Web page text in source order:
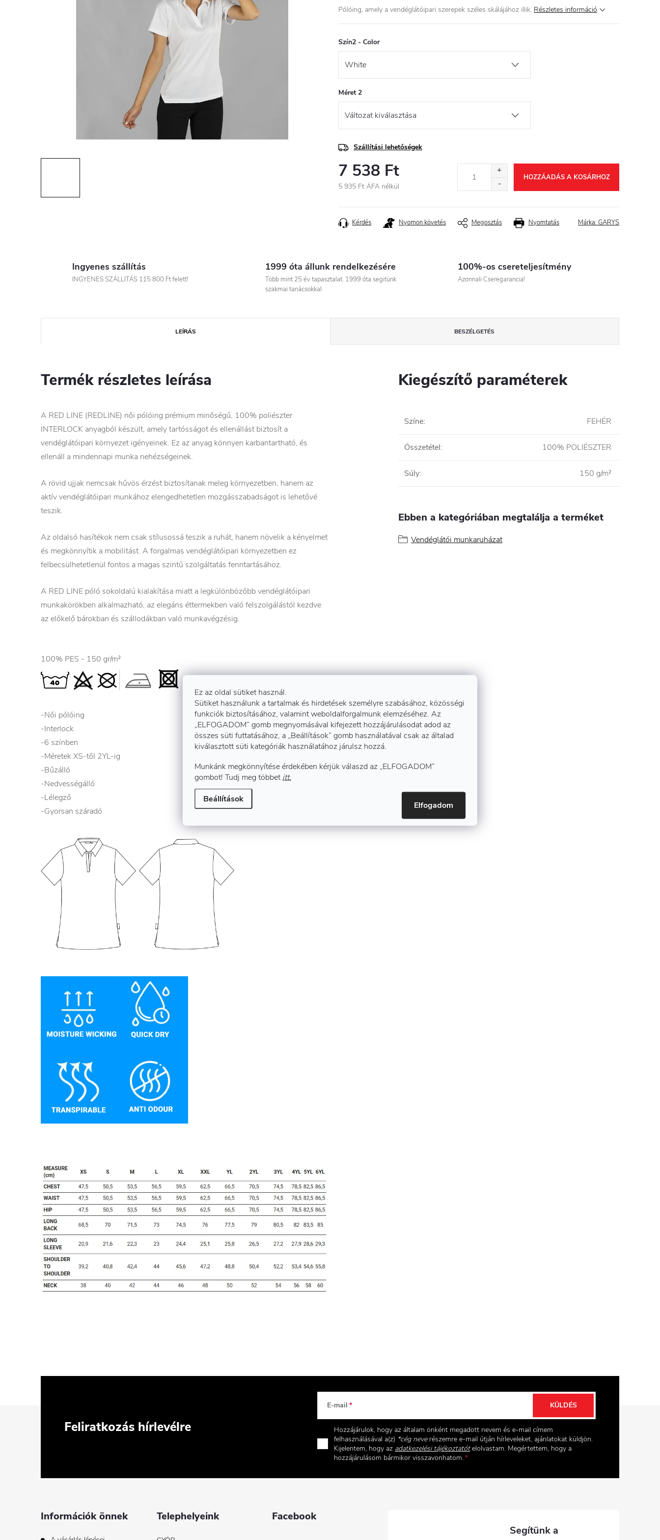
Ez az oldal sütiket használ.
Sütiket használunk a tartalmak és hirdetések személyre szabásához, közösségi
funkciók biztosításához, valamint weboldalforgalmunk elemzéséhez. Az
„ELFOGADOM” gomb megnyomásával kifejezett hozzájárulásodat adod az
összes süti futtatásához, a „Beállítások” gomb használatával csak az általad
kiválasztott süti kategóriák használatához járulsz hozzá.
Munkánk megkönnyítése érdekében kérjük válaszd az „ELFOGADOM”
gombot! Tudj meg többet itt.
Beállítások
Elfogadom
Pólóing, amely a vendéglátóipari szerepek széles skálájához illik. Részletes információ
Szín2 - Color
Méret 2
Szállítási lehetőségek
7 538 Ft
5 935 Ft ÁFA nélkül
HOZZÁADÁS A KOSÁRHOZ
Nyomtatás
Kérdés Nyomon követés Megosztás Márka: GARYS
Ingyenes szállítás
INGYENES SZÁLLITÁS 115 800 Ft felett!
1999 óta állunk rendelkezésére
Több mint 25 év tapasztalat. 1999 óta segitünk
szakmai tanácsokkal
100%-os csereteljesítmény
Azonnali Cseregarancia!
LEÍRÁS BESZÉLGETÉS
Termék részletes leírása
A RED LINE (REDLINE) női pólóing prémium minőségű, 100% poliészter
INTERLOCK anyagból készült, amely tartósságot és ellenállást biztosít a
vendéglátóipari környezet igényeinek. Ez az anyag könnyen karbantartható, és
ellenáll a mindennapi munka nehézségeinek.
A rövid ujjak nemcsak hűvös érzést biztosítanak meleg környezetben, hanem az
aktív vendéglátóipari munkához elengedhetetlen mozgásszabadságot is lehetővé
teszik.
Az oldalsó hasítékok nem csak stílusossá teszik a ruhát, hanem növelik a kényelmet
és megkönnyítik a mobilitást. A forgalmas vendéglátóipari környezetben ez
felbecsülhetetlenül fontos a magas szintű szolgáltatás fenntartásához.
A RED LINE póló sokoldalú kialakítása miatt a legkülönbözőbb vendéglátóipari
munkakörökben alkalmazható, az elegáns éttermekben való felszolgálástól kezdve
az előkelő bárokban és szállodákban való munkavégzésig.
100% PES - 150 gr/m²
-Női pólóing
-Interlock
-6 színben
-Méretek XS-től 2YL-ig
-Bűzálló
-Nedvességálló
-Lélegző
-Gyorsan száradó
Kiegészítő paraméterek
Színe: FEHÉR
Összetétel: 100% POLIÉSZTER
Súly: 150 g/m²
Ebben a kategóriában megtalálja a terméket
Vendéglátói munkaruházat
Feliratkozás hírlevélre
E-mail
Hozzájárulok, hogy az általam önként megadott nevem és e-mail címem
felhasználásával a(z) *cég neverészemre e-mail útján hírleveleket, ajánlatokat küldjön.
Kijelentem, hogy az adatkezelési tájékoztatót elolvastam. Megértettem, hogy a
hozzájárulásom bármikor visszavonhatom.
KÜLDÉS
Információk önnek Telephelyeink Facebook